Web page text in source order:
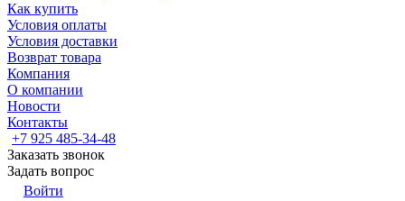
Как купить
Условия оплаты
Условия доставки
Возврат товара
Компания
О компании
Новости
Контакты
+7 925 485-34-48
Заказать звонок
Задать вопрос
Войти